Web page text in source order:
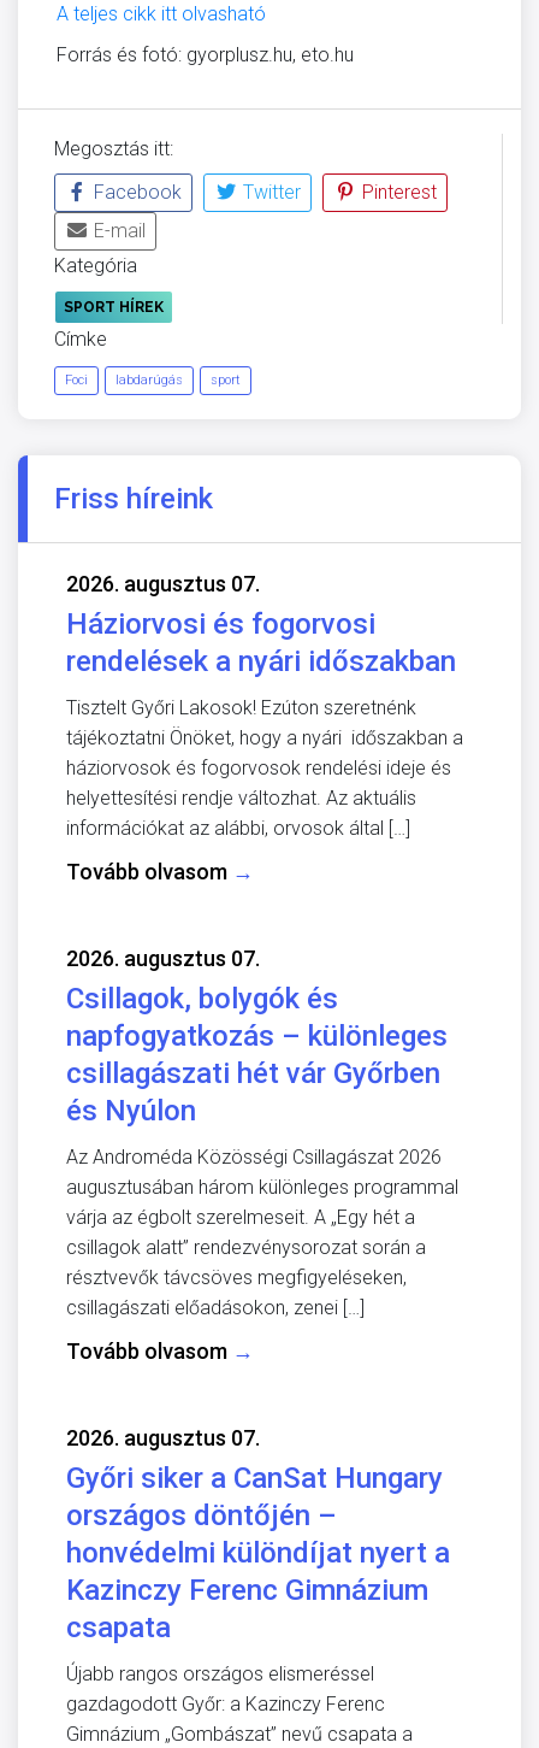
A teljes cikk itt olvasható
Forrás és fotó: gyorplusz.hu, eto.hu
Megosztás itt:
Facebook
Twitter
Pinterest
E-mail
Kategória
SPORT HÍREK
Címke
Foci labdarúgás sport
Friss híreink
2026. augusztus 07.
Háziorvosi és fogorvosi
rendelések a nyári időszakban
Tisztelt Győri Lakosok! Ezúton szeretnénk
tájékoztatni Önöket, hogy a nyári időszakban a
háziorvosok és fogorvosok rendelési ideje és
helyettesítési rendje változhat. Az aktuális
információkat az alábbi, orvosok által […]
Tovább olvasom →
2026. augusztus 07.
Csillagok, bolygók és
napfogyatkozás – különleges
csillagászati hét vár Győrben
és Nyúlon
Az Androméda Közösségi Csillagászat 2026
augusztusában három különleges programmal
várja az égbolt szerelmeseit. A „Egy hét a
csillagok alatt” rendezvénysorozat során a
résztvevők távcsöves megfigyeléseken,
csillagászati előadásokon, zenei […]
Tovább olvasom →
2026. augusztus 07.
Győri siker a CanSat Hungary
országos döntőjén –
honvédelmi különdíjat nyert a
Kazinczy Ferenc Gimnázium
csapata
Újabb rangos országos elismeréssel
gazdagodott Győr: a Kazinczy Ferenc
Gimnázium „Gombászat” nevű csapata a